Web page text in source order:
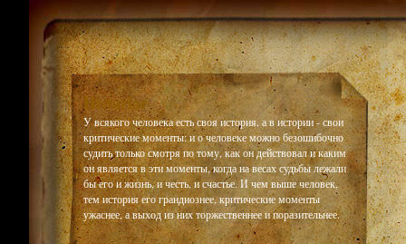
Historiar
У всякого человека есть своя история, а в истории - свои
критические моменты: и о человеке можно безошибочно
судить только смотря по тому, как он действовал и каким
он является в эти моменты, когда на весах судьбы лежали
бы его и жизнь, и честь, и счастье. И чем выше человек,
тем история его грандиознее, критические моменты
ужаснее, а выход из них торжественнее и поразительнее.